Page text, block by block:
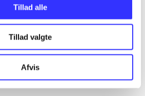
Tillad alle
Tillad valgte
Afvis
fordelt på udgivelser